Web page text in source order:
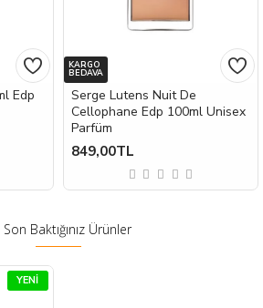
Edp
KARGO
BEDAVA
Serge Lutens Nuit De
Cellophane Edp 100ml Unisex
Parfüm
849,00TL
Son Baktığınız Ürünler
YENI